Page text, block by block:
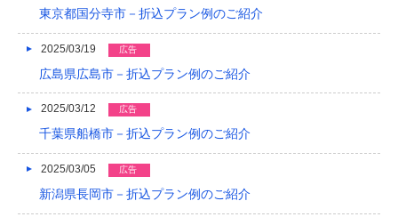
2014/08
2014/07
2014/06
2014/05
2014/04
2014/03
2014/02
東京都国分寺市－折込プラン例のご紹介
2025/03/19 広告
広島県広島市－折込プラン例のご紹介
2025/03/12 広告
千葉県船橋市－折込プラン例のご紹介
2025/03/05 広告
新潟県長岡市－折込プラン例のご紹介